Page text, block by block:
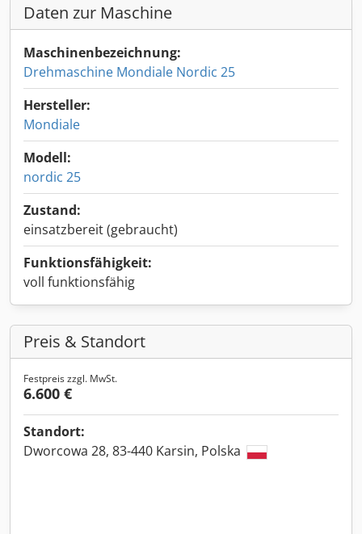
Daten zur Maschine
Maschinenbezeichnung:
Drehmaschine Mondiale Nordic 25
Hersteller:
Mondiale
Modell:
nordic 25
Zustand:
einsatzbereit (gebraucht)
Funktionsfähigkeit:
voll funktionsfähig
Preis & Standort
Festpreis zzgl. MwSt.
6.600 €
Standort:
Dworcowa 28, 83-440 Karsin, Polska